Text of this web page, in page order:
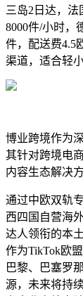
三岛2日达，
8000件/小时，
件，配送费4.5
渠道，适合轻
博业跨境作为
其针对跨境电
内容生态解决方
通过中欧双轨
西四国自营海
达人领衔的本
作为TikTok欧
巴黎、巴塞罗
源，未来将持